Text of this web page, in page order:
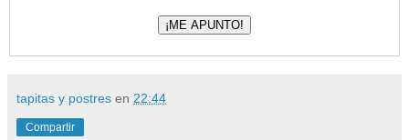
tapitas y postres en 22:44
Compartir